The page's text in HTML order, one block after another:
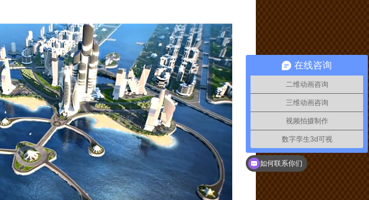
在线咨询
二维动画咨询
三维动画咨询
视频拍摄制作
数字孪生3d可视
如何联系你们